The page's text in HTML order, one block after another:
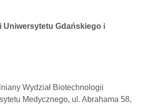
Uniwersytetu Gdańskiego i
Wydział Biotechnologii
Medycznego, ul. Abrahama 58,